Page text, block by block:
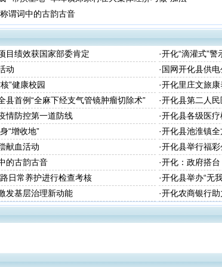
谓词中的古韵古音
目绩效获国家部委肯定 ·开化“滴灌式”
动 ·国网开化县供
”健康校园 ·开化里庄文旅
县首例“全麻下经支气管镜肿瘤切除术” ·开化县第二人民
情防控第一道防线 ·开化县各级医疗
“增收地” ·开化县池淮镇
献血活动 ·开化县举行福
的古韵古音 ·开化：政府搭台
日常养护进行检查考核 ·开化县举办“无
发基层治理新动能 ·开化农商银行